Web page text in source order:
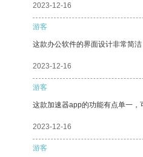
2023-12-16
游客
这款办公软件的界面设计非常简
2023-12-16
游客
这款加速器app的功能有点单一，
2023-12-16
游客